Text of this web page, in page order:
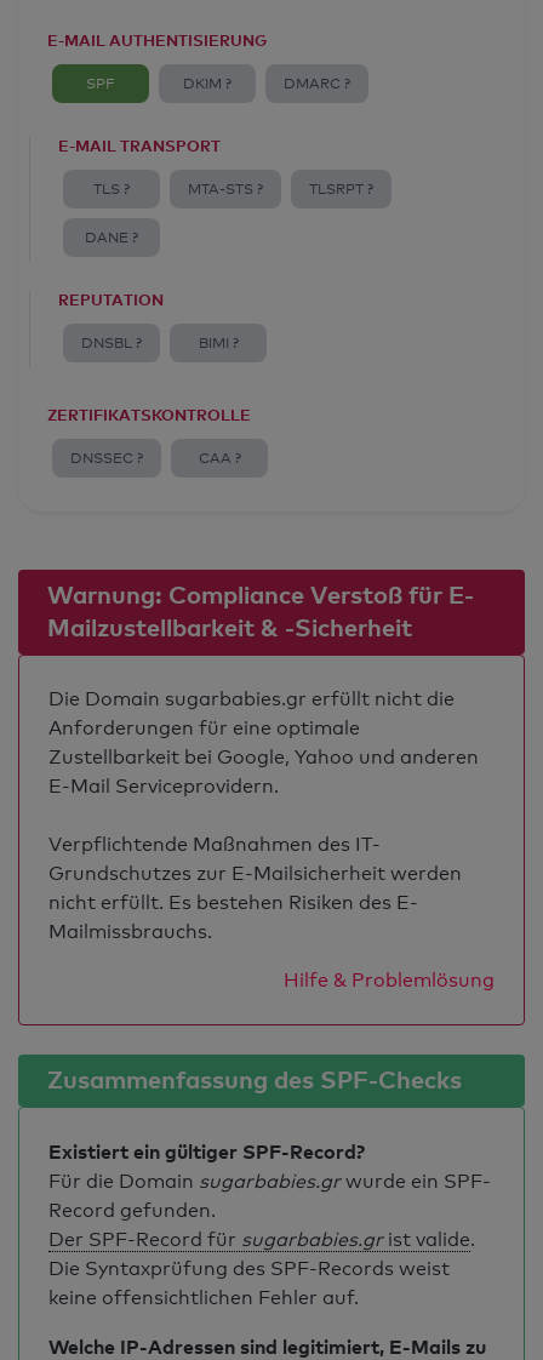
E-MAIL AUTHENTISIERUNG
SPF DKIM ? DMARC ?
E-MAIL TRANSPORT
TLS ? MTA-STS ? TLSRPT ?
DANE ?
REPUTATION
DNSBL ? BIMI ?
ZERTIFIKATSKONTROLLE
DNSSEC ? CAA ?
Warnung: Compliance Verstoß für E-
Mailzustellbarkeit & -Sicherheit
Die Domain sugarbabies.gr erfüllt nicht die
Anforderungen für eine optimale
Zustellbarkeit bei Google, Yahoo und anderen
E-Mail Serviceprovidern.
Verpflichtende Maßnahmen des IT-
Grundschutzes zur E-Mailsicherheit werden
nicht erfüllt. Es bestehen Risiken des E-
Mailmissbrauchs.
Hilfe & Problemlösung
Zusammenfassung des SPF-Checks
Existiert ein gültiger SPF-Record?
Für die Domain sugarbabies.grwurde ein SPF-
Record gefunden.
Der SPF-Record für sugarbabies.grist valide.
Die Syntaxprüfung des SPF-Records weist
keine offensichtlichen Fehler auf.
Welche IP-Adressen sind legitimiert, E-Mails zu